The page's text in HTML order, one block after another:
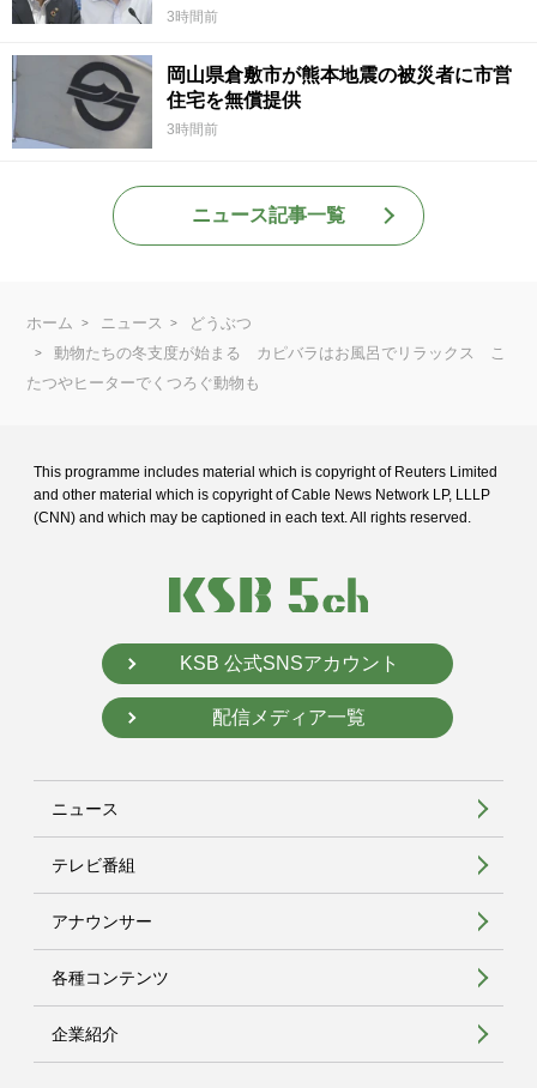
3時間前
岡山県倉敷市が熊本地震の被災者に市営
住宅を無償提供
3時間前
ニュース記事一覧
ホーム ニュース
どうぶつ
動物たちの冬支度が始まる カピバラはお風呂でリラックス こ
たつやヒーターでくつろぐ動物も
This programme includes material which is copyright of Reuters Limited
and other material which is copyright of Cable News Network LP, LLLP
(CNN) and which may be captioned in each text. All rights reserved.
KSB 公式SNSアカウント
配信メディア一覧
ニュース
テレビ番組
アナウンサー
各種コンテンツ
企業紹介